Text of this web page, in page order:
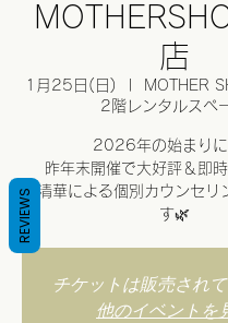
店
1月25日(日)
MOTHER
2階レンタルスペ
2026年の始まり
昨年末開催で大好評＆即
岡清華による個別カウンセリ
す🌿
チケットは販売され
他のイベントを
REVIEWS